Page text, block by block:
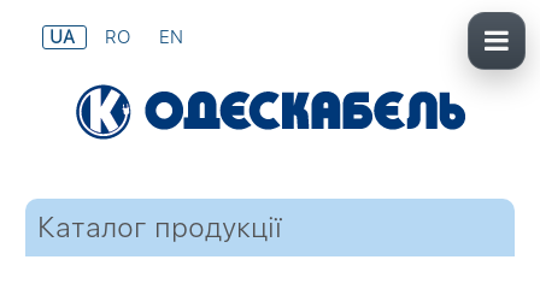
UA RO EN
Каталог продукції